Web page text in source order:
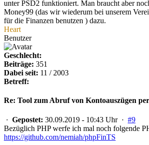
unter PSD2 funktioniert. Man braucht aber
Money99 (das wir wiederum bei unserem
für die Finanzen benutzen ) dazu.
Heart
Benutzer
Geschlecht:
Beiträge: 351
Dabei seit: 11 / 2003
Betreff:
Re: Tool zum Abruf von Kontoauszügen
· Gepostet: 30.09.2019 - 10:43 Uhr · #9
Bezüglich PHP werfe ich mal noch folgende
https://github.com/nemiah/phpFinTS